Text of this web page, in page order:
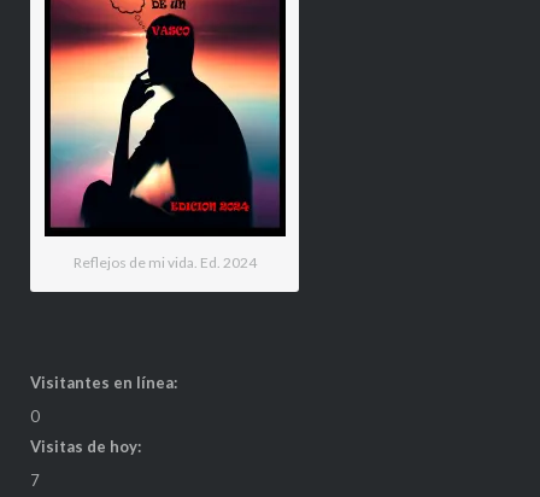
Reflejos de mi vida. Ed. 2024
Visitantes en línea:
0
Visitas de hoy:
7